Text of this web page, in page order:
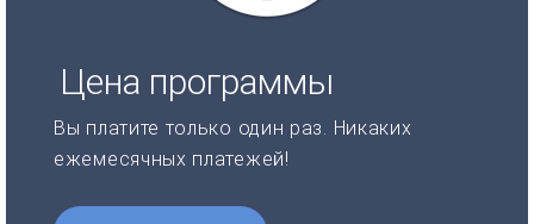
Цена программы
Вы платите только один раз. Никаких
ежемесячных платежей!